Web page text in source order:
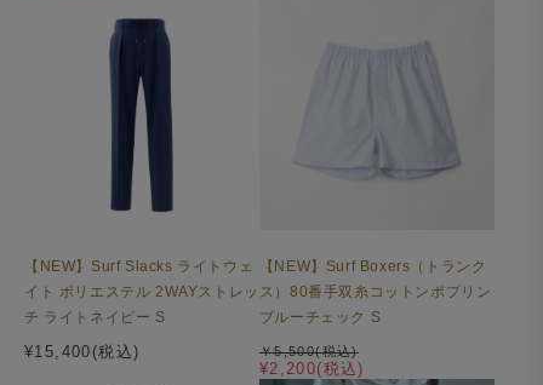
【NEW】Surf Slacks ライトウェ
イト ポリエステル 2WAYストレッ
チ ライトネイビー S
¥15,400(税込)
【NEW】Surf Boxers（トランク
ス）80番手双糸コットンポプリン
ブルーチェック S
¥2,200(税込)
￥5,500(税込)